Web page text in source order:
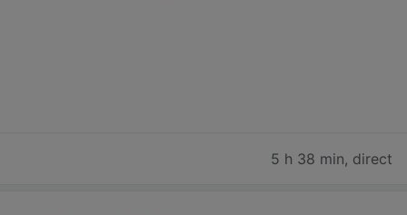
5 h 38 min, direct